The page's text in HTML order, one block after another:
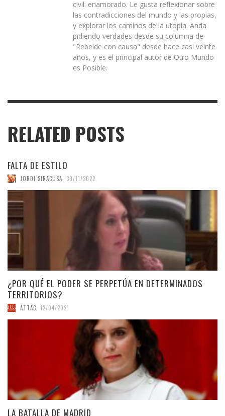
civil: enamorado. Le gusta reflexionar sobre
las contradicciones del mundo y las propias,
y explorar los caminos de la utopía. Anda
pidiendo verdades desde su columna de
"Rebelde con causa" desde hace casi veinte
años, y es el principal autor de Otro Mundo
es Posible.
RELATED POSTS
FALTA DE ESTILO
JORDI SIRACUSA 30/11/2022
¿POR QUÉ EL PODER SE PERPETÚA EN DETERMINADOS
TERRITORIOS?
ATTAC 12/04/2021
LA BATALLA DE MADRID